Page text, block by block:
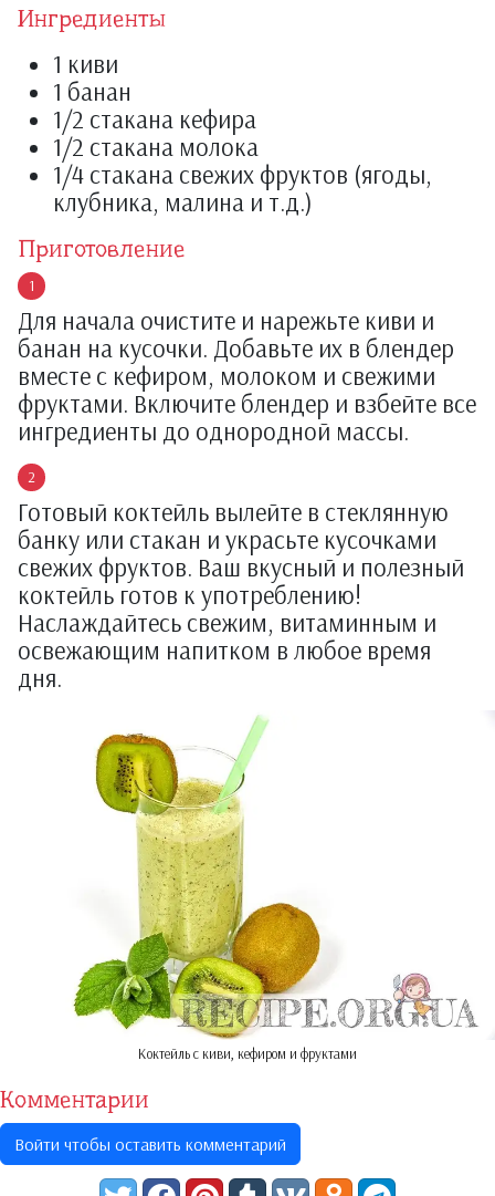
Ингредиенты
1 киви
1 банан
1/2 стакана кефира
1/2 стакана молока
1/4 стакана свежих фруктов (ягоды,
клубника, малина и т.д.)
Приготовление
Для начала очистите и нарежьте киви и
банан на кусочки. Добавьте их в блендер
вместе с кефиром, молоком и свежими
фруктами. Включите блендер и взбейте все
ингредиенты до однородной массы.
Готовый коктейль вылейте в стеклянную
банку или стакан и украсьте кусочками
свежих фруктов. Ваш вкусный и полезный
коктейль готов к употреблению!
Наслаждайтесь свежим, витаминным и
освежающим напитком в любое время
дня.
Коктейль с киви, кефиром и фруктами
Комментарии
Войти чтобы оставить комментарий